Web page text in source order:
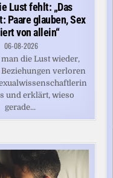
Lust fehlt: „Das
Paare glauben, Sex
von allein“
06-08-2026
die Lust wieder,
verloren
und erklärt, wieso
gerade...